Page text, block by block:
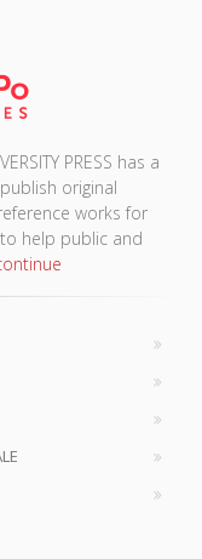
PRESS has a
original
works for
help public and